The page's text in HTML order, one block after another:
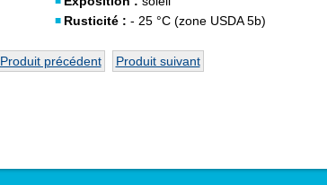
Rusticité : - 25 °C (zone USDA 5b)
Produit précédent Produit suivant